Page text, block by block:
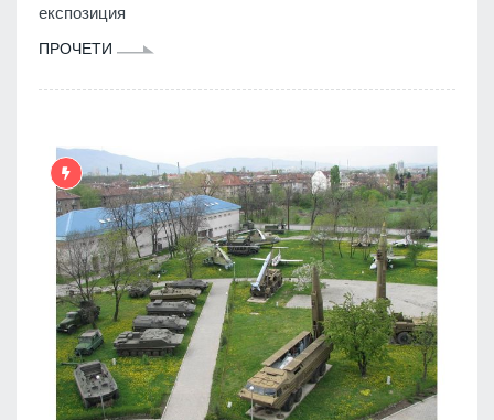
експозиция
ПРОЧЕТИ